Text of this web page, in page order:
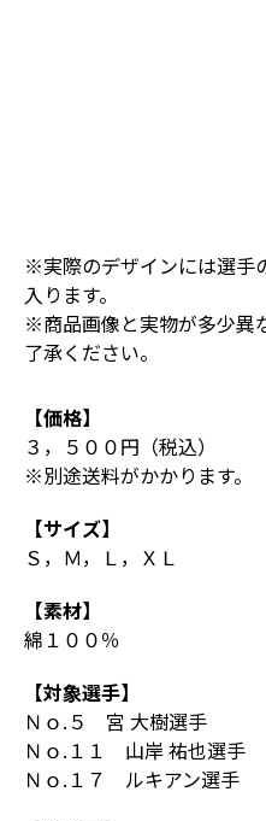
※実際のデザインには選手
入ります。
※商品画像と実物が多少異
了承ください。
【価格】
３，５００円（税込）
※別途送料がかかります。
【サイズ】
Ｓ，Ｍ，Ｌ，ＸＬ
【素材】
綿１００％
【対象選手】
Ｎｏ.５ 宮 大樹選手
Ｎｏ.１１ 山岸 祐也選手
Ｎｏ.１７ ルキアン選手